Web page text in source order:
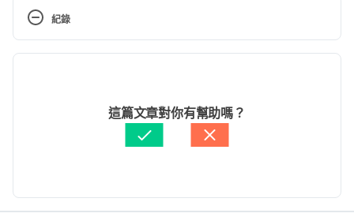
https://www.healthline.com/nutrition/11-proven-
benefits-of-bananas
香蕉 智慧之果的營養成分（台灣癌症基金會）
香蕉的神奇力量（董氏基金會）
紀錄
周士閔
賴建翰醫師
更新
這篇文章對你有幫助嗎？